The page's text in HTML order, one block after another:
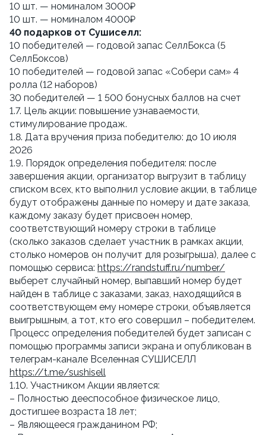
10 шт. — номиналом 3000₽
10 шт. — номиналом 4000₽
40 подарков от Сушиселл:
10 победителей — годовой запас СеллБокса (5
СеллБоксов)
10 победителей — годовой запас «Собери сам» 4
ролла (12 наборов)
30 победителей — 1 500 бонусных баллов на счет
1.7. Цель акции: повышение узнаваемости,
стимулирование продаж.
1.8. Дата вручения приза победителю: до 10 июля
2026
1.9. Порядок определения победителя: после
завершения акции, организатор выгрузит в таблицу
списком всех, кто выполнил условие акции, в таблице
будут отображены данные по номеру и дате заказа,
каждому заказу будет присвоен номер,
соответствующий номеру строки в таблице
(сколько заказов сделает участник в рамках акции,
столько номеров он получит для розыгрыша), далее с
помощью сервиса: https://randstuff.ru/number/
выберет случайный номер, выпавший номер будет
найден в таблице с заказами, заказ, находящийся в
соответствующем ему номере строки, объявляется
выигрышным, а тот, кто его совершил – победителем.
Процесс определения победителей будет записан с
помощью программы записи экрана и опубликован в
https://t.me/sushisell
1.10. Участником Акции является:
– Полностью дееспособное физическое лицо,
достигшее возраста 18 лет;
– Являющееся гражданином РФ;